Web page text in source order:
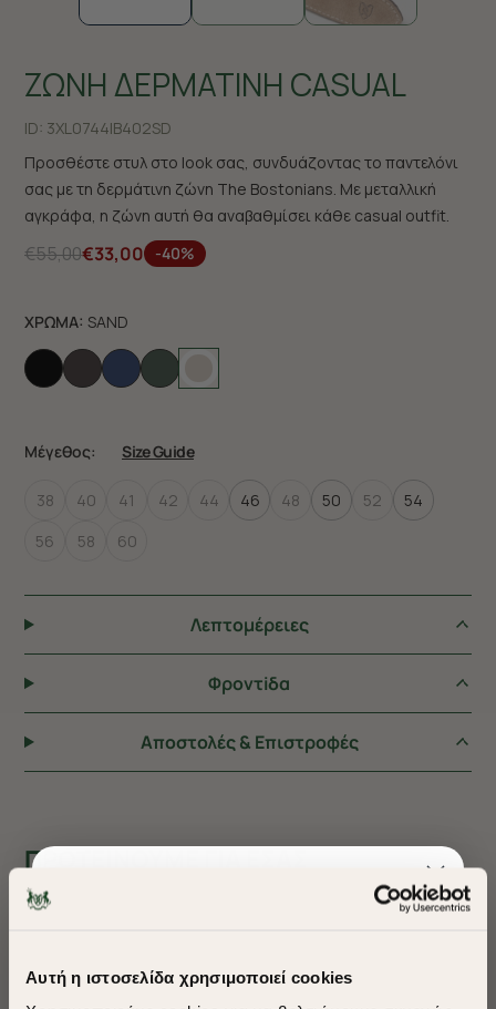
Αυτή η ιστοσελίδα χρησιμοποιεί cookies
ΖΩΝΗ ΔΕΡΜΑΤΙΝΗ CASUAL
ID: 3XL0744|B402SD
Προσθέστε στυλ στο look σας, συνδυάζοντας το παντελόνι
σας με τη δερμάτινη ζώνη The Bostonians. Με μεταλλική
αγκράφα, η ζώνη αυτή θα αναβαθμίσει κάθε casual outfit.
€55,00€33,00 -40%
ΧΡΩΜΑ: SAND
Μέγεθος: Size Guide
38 40 41 42 44 46 48 50 52
54
56
58 60
Λεπτομέρειες
Φροντiδα
Αποστολές & Επιστροφές
ΠΡΟΤΕΙΝΟΥΜΕ ΓΙΑ ΕΣΑΣ